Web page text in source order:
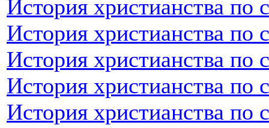
История христианства по
История христианства по
История христианства по
История христианства по
История христианства по